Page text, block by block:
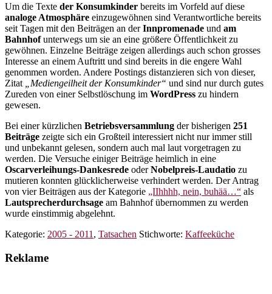
Um die Texte der Konsumkinder bereits im Vorfeld auf diese
analoge Atmosphäre einzugewöhnen sind Verantwortliche bereits
seit Tagen mit den Beiträgen an derInnpromenade und am
Bahnhofunterwegs um sie an eine größere Öffentlichkeit zu
gewöhnen. Einzelne Beiträge zeigen allerdings auch schon grosses
Interesse an einem Auftritt und sind bereits in die engere Wahl
genommen worden. Andere Postings distanzieren sich von dieser,
Zitat
„Mediengeilheit der Konsumkinder“ und sind nur durch gutes
Zureden von einer Selbstlöschung im WordPress zu hindern
gewesen.
Bei einer kürzlichen Betriebsversammlung der bisherigen 251
Beiträge zeigte sich ein Großteil interessiert nicht nur immer still
und unbekannt gelesen, sondern auch mal laut vorgetragen zu
werden. Die Versuche einiger Beiträge heimlich in eine
Oscarverleihungs-Dankesrede oderNobelpreis-Laudatio zu
mutieren konnten glücklicherweise verhindert werden. Der Antrag
von vier Beiträgen aus der Kategorie „IIhhhh, nein, buhää…“ als
Lautsprecherdurchsage am Bahnhof übernommen zu werden
wurde einstimmig abgelehnt.
Kategorie: 2005 - 2011 , Tatsachen Stichworte: Kaffeeküche
Reklame